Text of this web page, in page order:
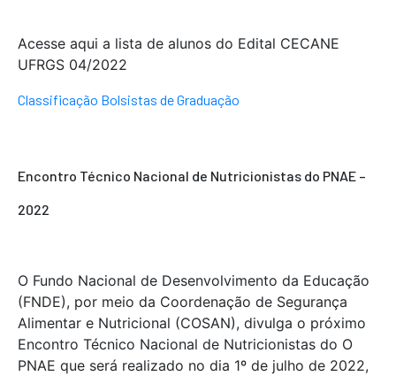
Acesse aqui a lista de alunos do Edital CECANE
UFRGS 04/2022
Classificação Bolsistas de Graduação
Encontro Técnico Nacional de Nutricionistas do PNAE –
2022
O Fundo Nacional de Desenvolvimento da Educação
(FNDE), por meio da Coordenação de Segurança
Alimentar e Nutricional (COSAN), divulga o próximo
Encontro Técnico Nacional de Nutricionistas do O
PNAE que será realizado no dia 1º de julho de 2022,